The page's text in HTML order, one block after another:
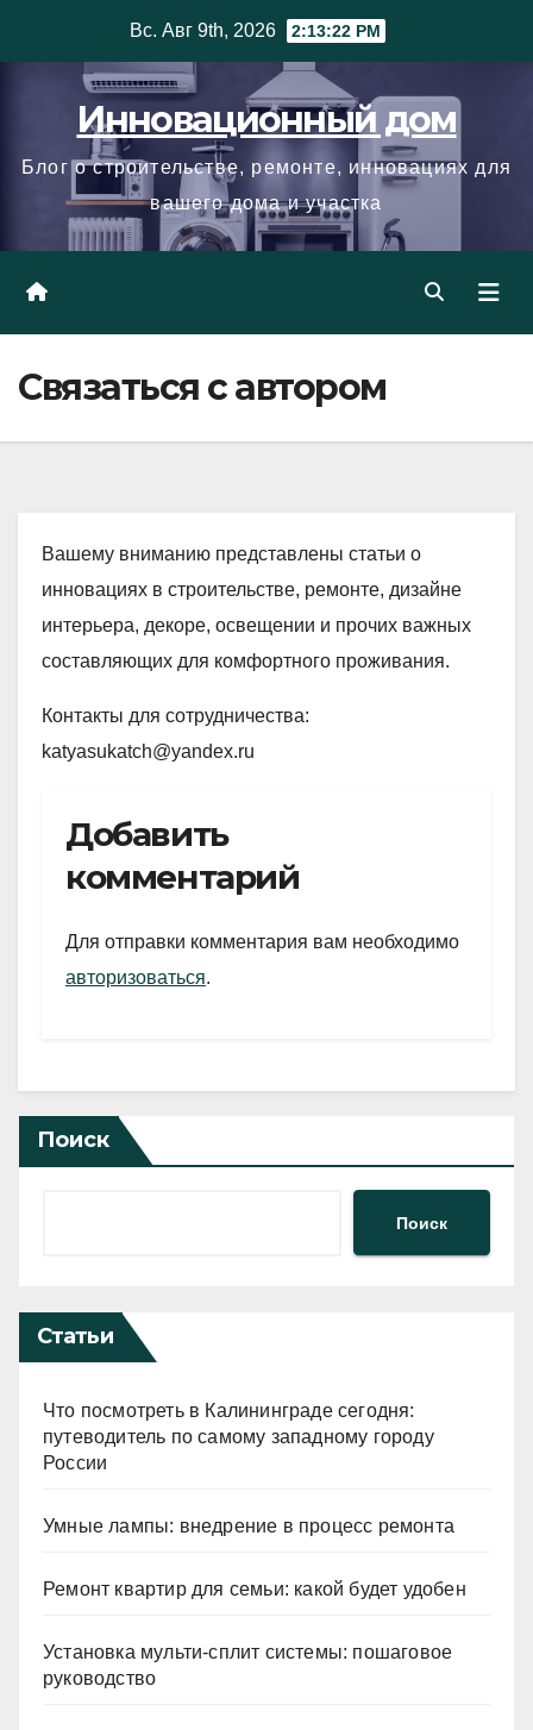
Вс. Авг 9th, 2026 2:13:23 PM
Инновационный дом
Блог о строительстве, ремонте, инновациях для
вашего дома и участка
Связаться с автором
Вашему вниманию представлены статьи о
инновациях в строительстве, ремонте, дизайне
интерьера, декоре, освещении и прочих важных
составляющих для комфортного проживания.
Контакты для сотрудничества:
katyasukatch@yandex.ru
Добавить
комментарий
Для отправки комментария вам необходимо
авторизоваться.
Поиск
Поиск
Статьи
Что посмотреть в Калининграде сегодня:
путеводитель по самому западному городу
России
Умные лампы: внедрение в процесс ремонта
Ремонт квартир для семьи: какой будет удобен
Установка мульти-сплит системы: пошаговое
руководство